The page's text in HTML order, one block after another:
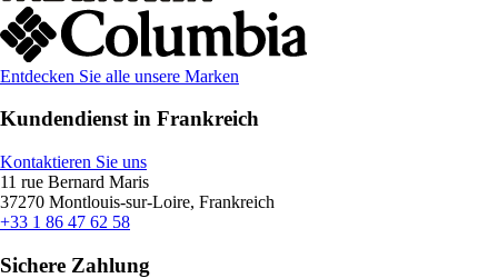
Entdecken Sie alle unsere Marken
Kundendienst in Frankreich
Kontaktieren Sie uns
11 rue Bernard Maris
37270 Montlouis-sur-Loire, Frankreich
+33 1 86 47 62 58
Sichere Zahlung